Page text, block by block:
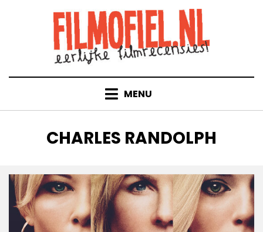
MENU
TAG
:
CHARLES RANDOLPH